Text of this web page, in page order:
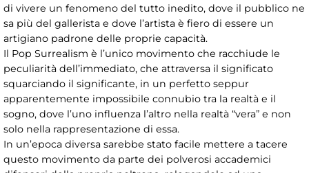
di vivere un fenomeno del tutto inedito, dove il pubblico ne
sa più del gallerista e dove l’artista è fiero di essere un
artigiano padrone delle proprie capacità.
Il Pop Surrealism è l’unico movimento che racchiude le
peculiarità dell’immediato, che attraversa il significato
squarciando il significante, in un perfetto seppur
apparentemente impossibile connubio tra la realtà e il
sogno, dove l’uno influenza l’altro nella realtà “vera” e non
solo nella rappresentazione di essa.
In un’epoca diversa sarebbe stato facile mettere a tacere
questo movimento da parte dei polverosi accademici